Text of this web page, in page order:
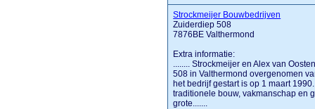
Strockmeijer Bouwbedrijven
Zuiderdiep 508
7876BE Valthermond
Extra informatie:
........ Strockmeijer en Alex van
508 in Valthermond overgenomen
het bedrijf gestart is op 1 maart
traditionele bouw, vakmanschap en
grote.......